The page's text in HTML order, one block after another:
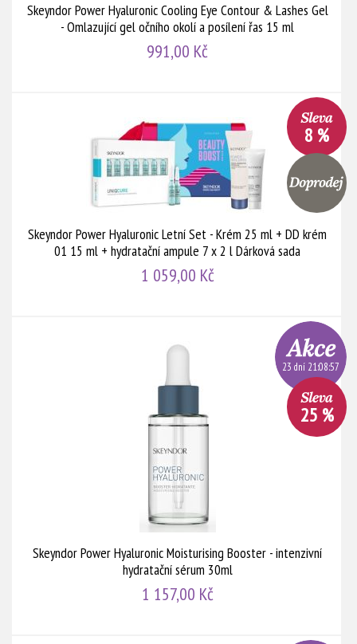
Skeyndor Power Hyaluronic Cooling Eye Contour & Lashes Gel
- Omlazující gel očního okolí a posílení řas 15 ml
991,00 Kč
Skeyndor Power Hyaluronic Letní Set - Krém 25 ml + DD krém
01 15 ml + hydratační ampule 7 x 2 l Dárková sada
1 059,00 Kč
8 %
Skeyndor Power Hyaluronic Moisturising Booster - intenzivní
hydratační sérum 30ml
1 157,00 Kč
23 dní 21:08:56
25 %